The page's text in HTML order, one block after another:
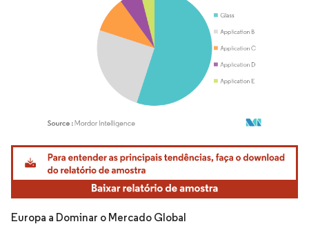
Imagem © Mordor Intelligence. O reuso requer atribuição conforme CC BY 4.0.
Europa a Dominar o Mercado Global